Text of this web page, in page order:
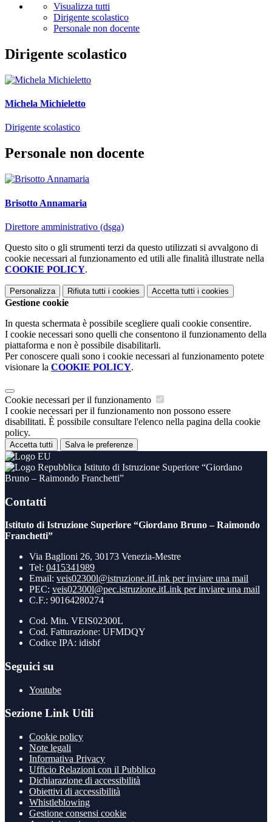
Visualizza tutti
Dirigente scolastico
Personale non docente
Dirigente scolastico
Michela Michieletto
Dirigente scolastico
Personale non docente
Brisotto Annamaria
Direttore amministrativo (dsga)
Questo sito o gli strumenti terzi da questo utilizzati si avvalgono di
cookie necessari al funzionamento ed utili alle finalità illustrate nella
COOKIE POLICY.
Personalizza Rifiuta tutti i cookies Accetta tutti i cookies
Gestione cookie
In questa schermata è possibile scegliere quali cookie consentire.
I cookie necessari sono quelli che consentono il funzionamento della
piattaforma e non è possibile disabilitarli.
Per conoscere quali sono i cookie necessari al funzionamento potete
visionare la COOKIE POLICY.
Cookie necessari per il funzionamento
I cookie necessari per il funzionamento non possono essere
disabilitati. È possibile consultare l'elenco nella pagina della cookie
policy.
Accetta tutti Salva le preferenze
Istituto di Istruzione Superiore “Giordano
Bruno – Raimondo Franchetti”
Contatti
Istituto di Istruzione Superiore “Giordano Bruno – Raimondo
Franchetti”
Via Baglioni 26, 30173 Venezia-Mestre
Tel: 0415341989
Email: veis02300l@istruzione.itLink per inviare una mail
PEC: veis02300l@pec.istruzione.itLink per inviare una mail
C.F.: 90164280274
Cod. Min. VEIS02300L
Cod. Fatturazione: UFMDQY
Codice IPA: idisbf
Seguici su
Youtube
Sezione Link Utili
Cookie policy
Note legali
Informativa Privacy
Ufficio Relazioni con il Pubblico
Dichiarazione di accessibilità
Obiettivi di accessibilità
Whistleblowing
Gestione consensi cookie